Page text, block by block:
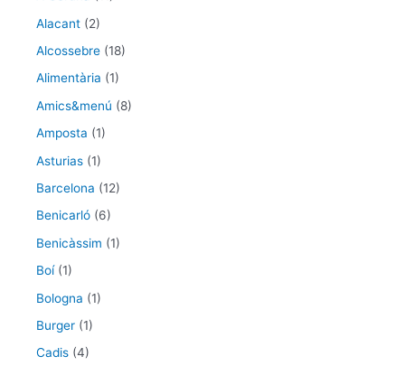
Alacant (2)
Alcossebre (18)
Alimentària (1)
Amics&menú (8)
Amposta (1)
Asturias (1)
Barcelona (12)
Benicarló (6)
Benicàssim (1)
Boí(1)
Bologna (1)
Burger (1)
Cadis (4)